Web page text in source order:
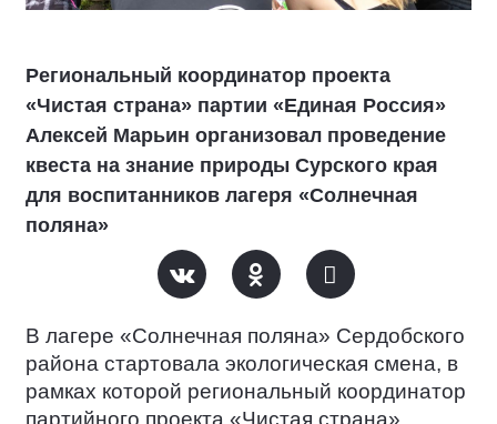
Региональный координатор проекта
«Чистая страна» партии «Единая Россия»
Алексей Марьин организовал проведение
квеста на знание природы Сурского края
для воспитанников лагеря «Солнечная
поляна»
В лагере «Солнечная поляна» Сердобского
района стартовала экологическая смена, в
рамках которой региональный координатор
партийного проекта «Чистая страна»